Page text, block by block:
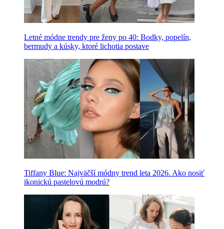
Letné módne trendy pre ženy po 40: Bodky, popelín,
bermudy a kúsky, ktoré lichotia postave
Tiffany Blue: Najväčší módny trend leta 2026. Ako nosiť
ikonickú pastelovú modrú?